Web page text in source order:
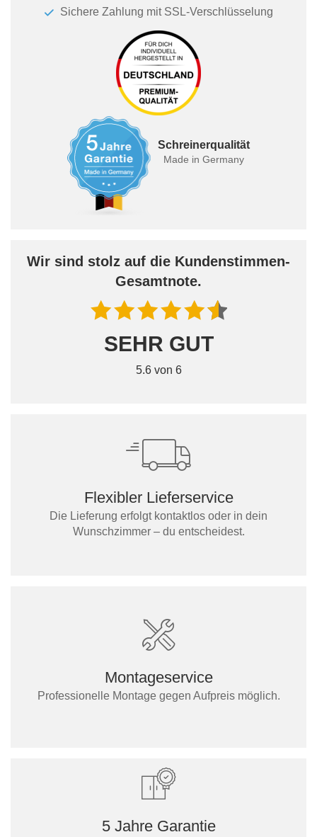
Sichere Zahlung mit SSL-Verschlüsselung
Schreinerqualität
Made in Germany
Wir sind stolz auf die Kundenstimmen-
Gesamtnote.
SEHR GUT
5.6 von 6
Flexibler Lieferservice
Die Lieferung erfolgt kontaktlos oder in dein
Wunschzimmer – du entscheidest.
Montageservice
Professionelle Montage gegen Aufpreis möglich.
5 Jahre Garantie